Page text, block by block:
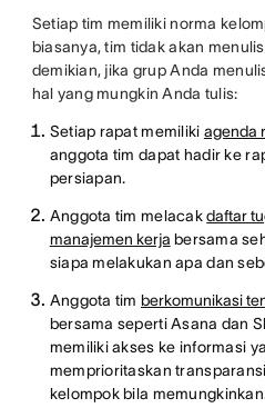
Setiap tim memiliki norma
biasanya, tim tidak akan
demikian, jika grup Anda
hal yang mungkin Anda tulis:
Setiap rapat memiliki agenda
anggota tim dapat hadir ke
persiapan.
Anggota tim melacakdaftar
manajemen kerja bersama
siapa melakukan apa dan
Anggota timberkomunikasi
bersama seperti Asana dan
memiliki akses ke informasi
memprioritaskan
kelompok bila